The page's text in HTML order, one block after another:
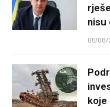
nisu
05/08/
koje